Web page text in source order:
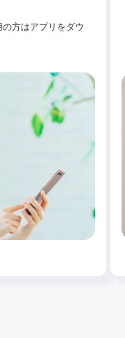
方はアプリをダウ